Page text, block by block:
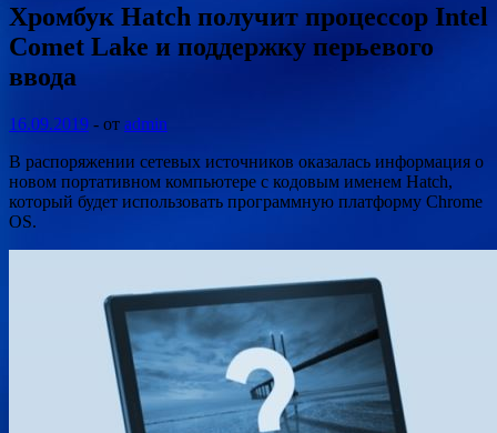
Хромбук Hatch получит процессор Intel
Comet Lake и поддержку перьевого
ввода
16.09.2019 - от admin
В распоряжении сетевых источников оказалась информация о
новом портативном компьютере с кодовым именем Hatch,
который будет использовать программную платформу Chrome
OS.